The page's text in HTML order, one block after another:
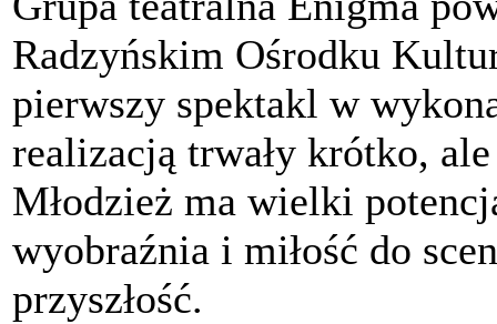
Radzyńskim Ośrodku
pierwszy spektakl w
realizacją trwały krótko,
Młodzież ma wielki
wyobraźnia i miłość do
przyszłość.